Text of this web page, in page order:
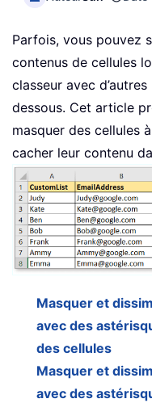
Parfois, vous pouvez
contenus de cellules
classeur avec
dessous. Cet article
masquer des cellules
cacher leur contenu
Masquer et
avec des
des cellules
Masquer et
avec des